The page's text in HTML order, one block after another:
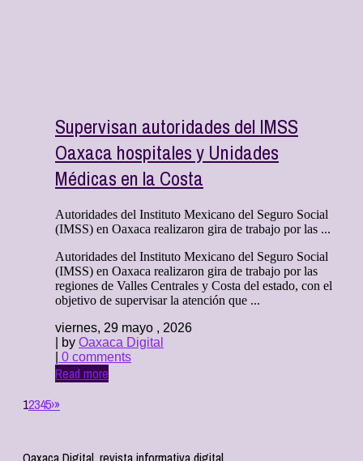
Supervisan autoridades del IMSS
Oaxaca hospitales y Unidades
Médicas en la Costa
Autoridades del Instituto Mexicano del Seguro Social
(IMSS) en Oaxaca realizaron gira de trabajo por las ...
Autoridades del Instituto Mexicano del Seguro Social
(IMSS) en Oaxaca realizaron gira de trabajo por las
regiones de Valles Centrales y Costa del estado, con el
objetivo de supervisar la atención que ...
viernes, 29 mayo , 2026
| by Oaxaca Digital
0 comments
Read more
12345›»